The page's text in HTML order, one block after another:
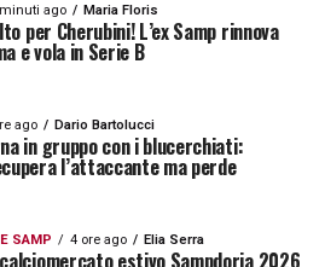
ago Maria Floris
per Cherubini! L’ex Samp rinnova
e vola in Serie B
ago Dario Bartolucci
in gruppo con i blucerchiati:
l’attaccante ma perde
SAMP 4 ore ago Elia Serra
estivo Sampdoria 2026